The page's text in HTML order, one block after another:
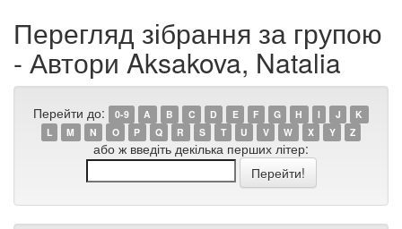
Перегляд зібрання за групою
- Автори Aksakova, Natalia
Перейти до: 0-9 A B C D E F G H I J
K
L
M N O P Q R S T U V W X Y Z
або ж введіть декілька перших літер: